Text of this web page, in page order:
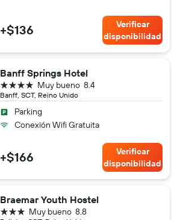
+$136
Verificar
disponibilidad
Banff Springs Hotel
Banff, SCT, Reino Unido
8.4
Muy bueno
4 estrellas
Parking
Conexión Wifi Gratuita
+$166
Verificar
disponibilidad
Braemar Youth Hostel
8.8
Muy bueno
3 estrellas